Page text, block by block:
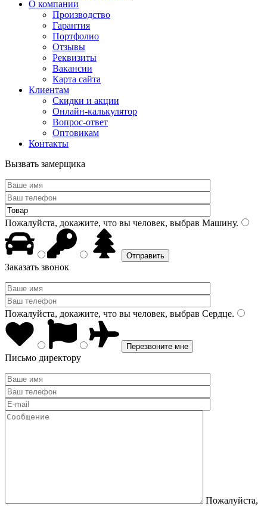
О компании
Производство
Гарантия
Портфолио
Отзывы
Реквизиты
Вакансии
Карта сайта
Клиентам
Скидки и акции
Онлайн-калькулятор
Вопрос-ответ
Оптовикам
Контакты
Вызвать замерщика
Пожалуйста, докажите, что вы человек, выбрав Машину.
Заказать звонок
Пожалуйста, докажите, что вы человек, выбрав Сердце.
Письмо директору
Пожалуйста,